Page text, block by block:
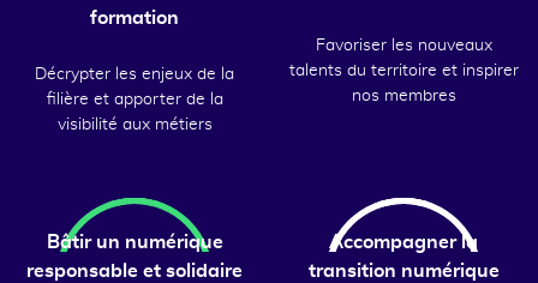
formation
Décrypter les enjeux de la
filière et apporter de la
visibilité aux métiers
Favoriser les nouveaux
talents du territoire et inspirer
nos membres
Bâtir un numérique
responsable et solidaire
Accompagner la
transition numérique